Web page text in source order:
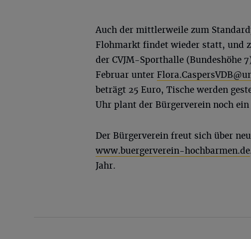
Auch der mittlerweile zum
Flohmarkt findet wieder statt, und
der CVJM-Sporthalle (Bundeshöhe
Februar unter
beträgt 25 Euro, Tische werden
Uhr plant der Bürgerverein noch
Der Bürgerverein freut sich über
www.buergerverein-hochbarmen.de
Jahr.